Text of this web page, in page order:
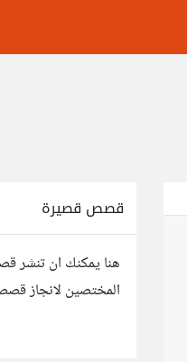
قصص قصيرة
هنا يمكنك ان تنشر
المختصين لانجاز